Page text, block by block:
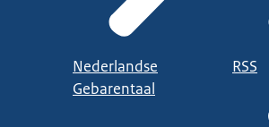
Nederlandse
Gebarentaal
RSS